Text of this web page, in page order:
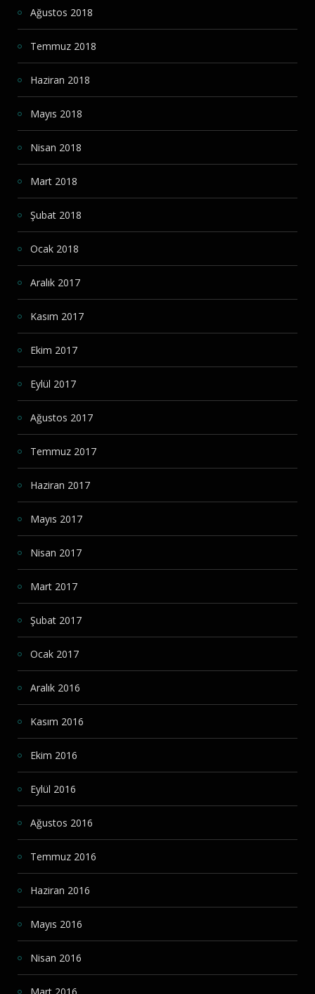
Ağustos 2018
Temmuz 2018
Haziran 2018
Mayıs 2018
Nisan 2018
Mart 2018
Şubat 2018
Ocak 2018
Aralık 2017
Kasım 2017
Ekim 2017
Eylül 2017
Ağustos 2017
Temmuz 2017
Haziran 2017
Mayıs 2017
Nisan 2017
Mart 2017
Şubat 2017
Ocak 2017
Aralık 2016
Kasım 2016
Ekim 2016
Eylül 2016
Ağustos 2016
Temmuz 2016
Haziran 2016
Mayıs 2016
Nisan 2016